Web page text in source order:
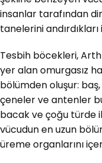
insanlar tarafından
tanelerini
Tesbih böcekleri,
yer alan omurgasız
bölümden oluşur: baş,
çeneler ve antenler
bacak ve çoğu türde
vücudun en uzun
üreme organlarını